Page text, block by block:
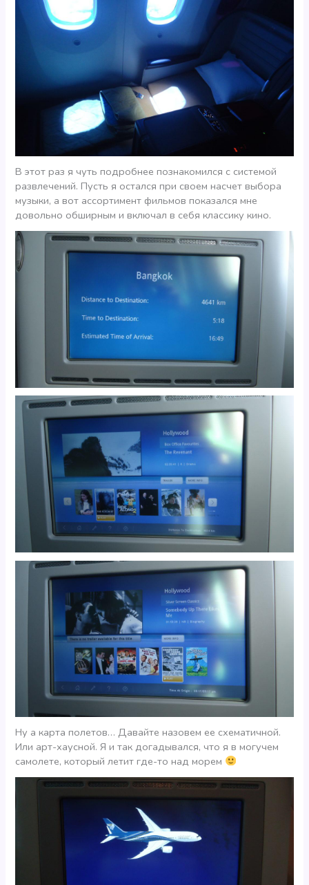
В этот раз я чуть подробнее познакомился с системой
развлечений. Пусть я остался при своем насчет выбора
музыки, а вот ассортимент фильмов показался мне
довольно обширным и включал в себя классику кино.
Ну а карта полетов… Давайте назовем ее схематичной.
Или арт-хаусной. Я и так догадывался, что я в могучем
самолете, который летит где-то над морем